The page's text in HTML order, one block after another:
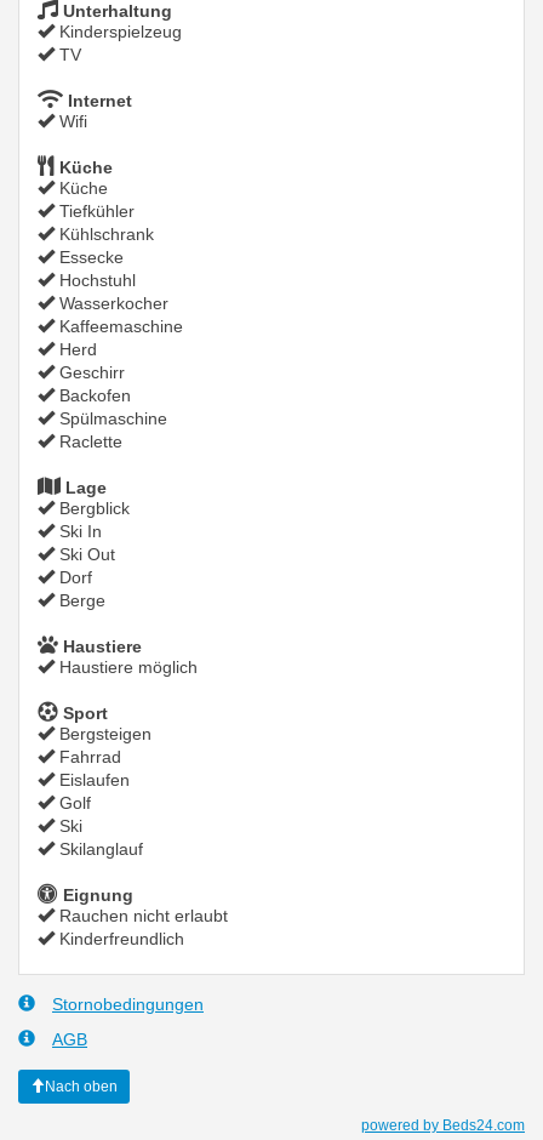
Unterhaltung
Kinderspielzeug
TV
Internet
Wifi
Küche
Küche
Tiefkühler
Kühlschrank
Essecke
Hochstuhl
Wasserkocher
Kaffeemaschine
Herd
Geschirr
Backofen
Spülmaschine
Raclette
Lage
Bergblick
Ski In
Ski Out
Dorf
Berge
Haustiere
Haustiere möglich
Sport
Bergsteigen
Fahrrad
Eislaufen
Golf
Ski
Skilanglauf
Eignung
Rauchen nicht erlaubt
Kinderfreundlich
Stornobedingungen
AGB
Nach oben
powered by Beds24.com